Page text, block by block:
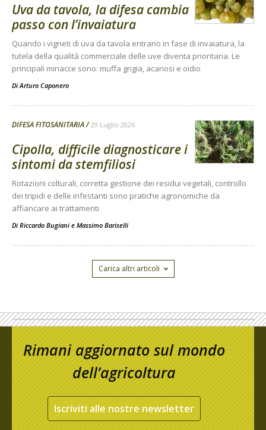
Uva da tavola, la difesa cambia
passo con l’invaiatura
Quando i vigneti di uva da tavola entrano in fase di invaiatura, la
tutela della qualità commerciale delle uve diventa prioritaria. Le
principali minacce sono: muffa grigia, acariosi e oidio
Di Arturo Caponero
DIFESA FITOSANITARIA 29 Luglio 2026
Cipolla, difficile diagnosticare i
sintomi da stemfiliosi
Rotazioni colturali, corretta gestione dei residui vegetali, controllo
dei tripidi e delle infestanti sono pratiche agronomiche da
affiancare ai trattamenti
Di Riccardo Bugiani e Massimo Bariselli
Carica altri articoli
Rimani aggiornato sul mondo
dell’agricoltura
Iscriviti alle nostre newsletter